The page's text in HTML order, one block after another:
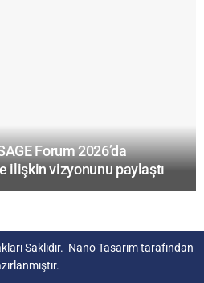
Forum 2026’da
ilişkin vizyonunu paylaştı
Saklıdır. Nano Tasarımtarafından